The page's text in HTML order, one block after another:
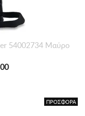
54002734 Μαύρο
ΠΡΟΣΦΟΡΑ